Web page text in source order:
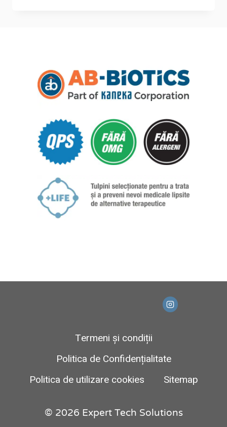
Termeni și condiții
Politica de Confidențialitate
Politica de utilizare cookies
Sitemap
© 2026 Expert Tech Solutions